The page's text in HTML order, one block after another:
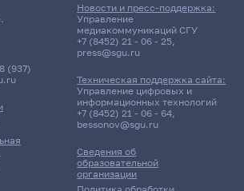
8 (937)
Сведения об
образовательной
организации
Новости и пресс-поддержка:
Управление
медиакоммуникаций СГУ
+7 (8452) 21 - 06 - 25,
press@sgu.ru
Техническая поддержка сайта:
Управление цифровых и
информационных технологий
+7 (8452) 21 - 06 - 64,
bessonov@sgu.ru